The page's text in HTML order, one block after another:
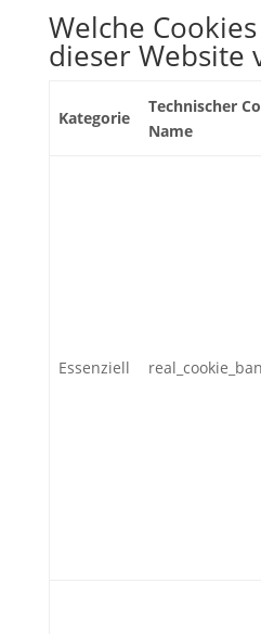
Welche
dieser Website
Kategorie
Technischer
Name
Essenziell